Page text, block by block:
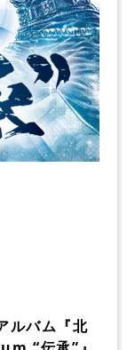
ルバム『北